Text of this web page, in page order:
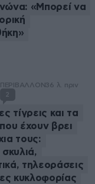
«Μπορεί να
ΠΕΡΙΒΑΛΛΟΝ36 λ. πριν
2
τίγρεις και τα
έχουν βρει
τους:
τηλεοράσεις
κυκλοφορίας